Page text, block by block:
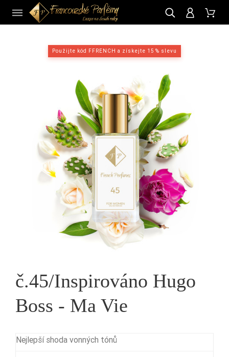
Použijte kód FFRENCH a získejte 15 % slevu
č.45/Inspirováno Hugo
Boss - Ma Vie
Nejlepší shoda vonných tónů
CZ